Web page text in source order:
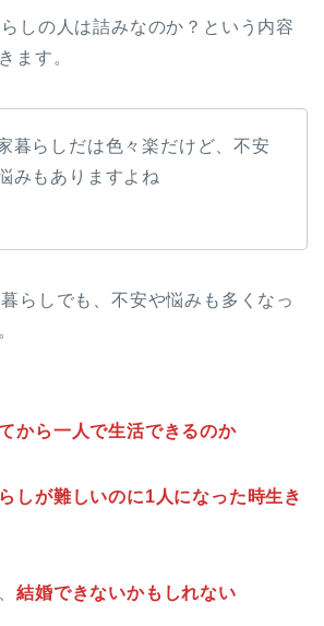
しの人は詰みなのか？という内容
ます。
暮らしだは色々楽だけど、不安
みもありますよね
らしでも、不安や悩みも多くなっ
から一人で生活できるのか
しが難しいのに1人になった時生き
、結婚できないかもしれない